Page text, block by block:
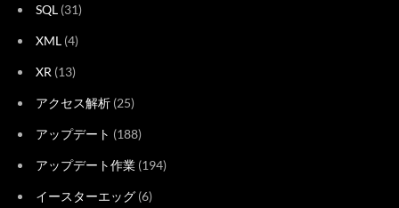
SQL (31)
XML (4)
XR (13)
アクセス解析 (25)
アップデート (188)
アップデート作業 (194)
イースターエッグ (6)